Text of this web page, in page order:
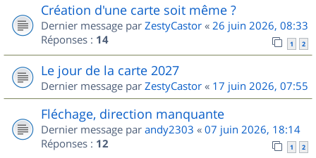
Création d'une carte soit même ?
Dernier message par ZestyCastor « 26 juin 2026, 08:33
Réponses : 14 1 2
Le jour de la carte 2027
Dernier message par ZestyCastor « 17 juin 2026, 07:55
Fléchage, direction manquante
Dernier message par andy2303 « 07 juin 2026, 18:14
Réponses : 12 1 2